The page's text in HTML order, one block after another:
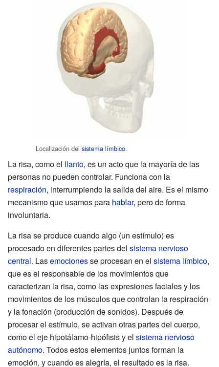
Localización del sistema límbico.
La risa, como el llanto, es un acto que la mayoría de las
personas no pueden controlar. Funciona con la
respiración, interrumpiendo la salida del aire. Es el mismo
mecanismo que usamos para hablar, pero de forma
involuntaria.
La risa se produce cuando algo (un estímulo) es
procesado en diferentes partes del sistema nervioso
central. Lasemocionesse procesan en el sistema límbico,
que es el responsable de los movimientos que
caracterizan la risa, como las expresiones faciales y los
movimientos de los músculos que controlan la respiración
y la fonación (producción de sonidos). Después de
procesar el estímulo, se activan otras partes del cuerpo,
como el eje hipotálamo-hipófisis y el sistema nervioso
autónomo. Todos estos elementos juntos forman la
emoción, y cuando es alegría, el resultado es la risa.